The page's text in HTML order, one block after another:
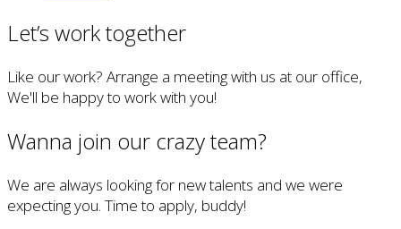
Let’s work together
Like our work? Arrange a meeting with us at our office,
We'll be happy to work with you!
Wanna join our crazy team?
We are always looking for new talents and we were
expecting you. Time to apply, buddy!